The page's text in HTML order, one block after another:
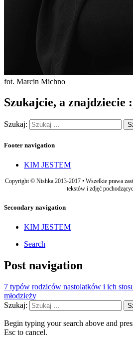
fot. Marcin Michno
Szukajcie, a znajdziecie
Szukaj:
Footer navigation
KIM JESTEM
Copyright © Nishka 2013-2017 • Wszelkie prawa
tekstów i zdjęć
Secondary navigation
KIM JESTEM
Search
Post navigation
7 typów rodziców nastolatków i ich
młodzieży
Szukaj:
Begin typing your search above and
Esc to cancel.